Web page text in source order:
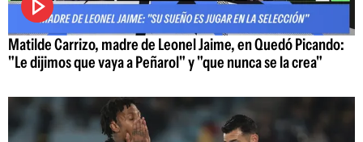
Matilde Carrizo, madre de Leonel Jaime, en Quedó Picando:
"Le dijimos que vaya a Peñarol" y "que nunca se la crea"